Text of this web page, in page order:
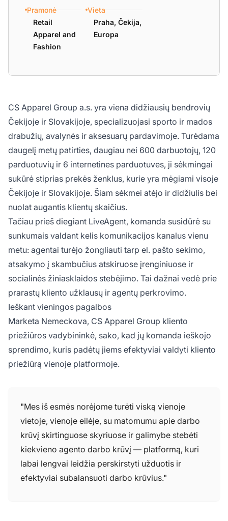
Pramonė
Retail
Apparel and
Fashion
Vieta
Praha, Čekija,
Europa
CS Apparel Group a.s. yra viena didžiausių bendrovių
Čekijoje ir Slovakijoje, specializuojasi sporto ir mados
drabužių, avalynės ir aksesuarų pardavimoje. Turėdama
daugelį metų patirties, daugiau nei 600 darbuotojų, 120
parduotuvių ir 6 internetines parduotuves, ji sėkmingai
sukūrė stiprias prekės ženklus, kurie yra mėgiami visoje
Čekijoje ir Slovakijoje. Šiam sėkmei atėjo ir didžiulis bei
nuolat augantis klientų skaičius.
Tačiau prieš diegiant LiveAgent, komanda susidūrė su
sunkumais valdant kelis komunikacijos kanalus vienu
metu: agentai turėjo žongliauti tarp el. pašto sekimo,
atsakymo į skambučius atskiruose įrenginiuose ir
socialinės žiniasklaidos stebėjimo. Tai dažnai vedė prie
prarastų kliento užklausų ir agentų perkrovimo.
Ieškant vieningos pagalbos
Marketa Nemeckova, CS Apparel Group kliento
priežiūros vadybininkė, sako, kad jų komanda ieškojo
sprendimo, kuris padėtų jiems efektyviai valdyti kliento
priežiūrą vienoje platformoje.
"Mes iš esmės norėjome turėti viską vienoje
vietoje, vienoje eilėje, su matomumu apie darbo
krūvį skirtinguose skyriuose ir galimybe stebėti
kiekvieno agento darbo krūvį — platformą, kuri
labai lengvai leidžia perskirstyti užduotis ir
efektyviai subalansuoti darbo krūvius."